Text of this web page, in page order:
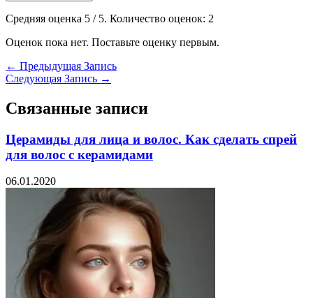
Средняя оценка 5 / 5. Количество оценок: 2
Оценок пока нет. Поставьте оценку первым.
← Предыдущая Запись
Следующая Запись →
Связанные записи
Церамиды для лица и волос. Как сделать спрей
для волос с керамидами
06.01.2020